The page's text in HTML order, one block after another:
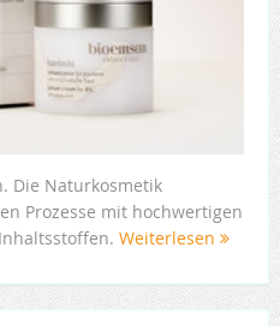
Die Naturkosmetik
Prozesse mit hochwertigen
Weiterlesen